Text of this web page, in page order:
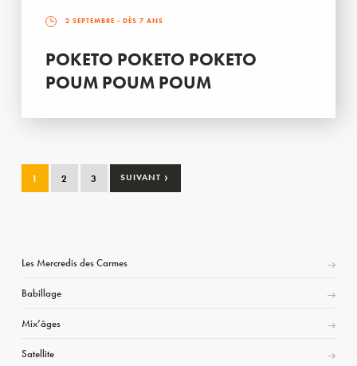
2 SEPTEMBRE - DÈS 7 ANS
POKETO POKETO POKETO
POUM POUM POUM
1 2 3 SUIVANT ›
Les Mercredis des Carmes
Babillage
Mix’âges
Satellite